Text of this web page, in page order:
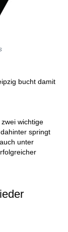
bucht damit
wichtige
springt
unter